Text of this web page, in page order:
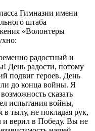
Гимназии имени
штаба
«Волонтеры
радостный и
День радости, потому
подвиг героев. День
до конца войны. Я
сказать
испытания войны,
в тылу, не покладая рук,
и верил в Победу. Вы не